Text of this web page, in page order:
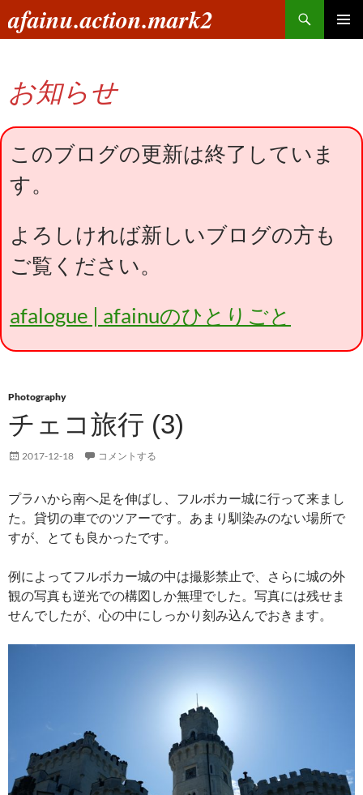
ン
へ
ス
キ
プ
afainu.action.mark2
索
お知らせ
このブログの更新は終了していま
す。
よろしければ新しいブログの方も
ご覧ください。
afalogue | afainuのひとりごと
Photography
チェコ旅行 (3)
2017-12-18 コメントする
プラハから南へ足を伸ばし、フルボカー城に行って来まし
た。貸切の車でのツアーです。あまり馴染みのない場所で
すが、とても良かったです。
例によってフルボカー城の中は撮影禁止で、さらに城の外
観の写真も逆光での構図しか無理でした。写真には残せま
せんでしたが、心の中にしっかり刻み込んでおきます。